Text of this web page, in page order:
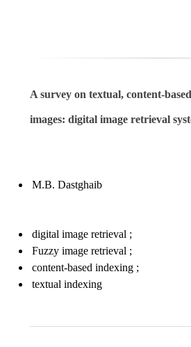
A survey on textual, content-
images: digital image retrieval
M.B. Dastghaib
digital image retrieval
Fuzzy image retrieval
content-based indexing
textual indexing